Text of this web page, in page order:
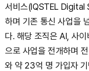
서비스(IQSTEL Digital
하며 기존 통신 사업을
다. 해당 조직은 AI, 사
으로 사업을 전개하며
와 약 23억 명 가입자